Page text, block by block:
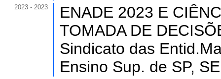
2023 - 2023
ENADE 2023 E
TOMADA DE
Sindicato das
Ensino Sup. de SP,